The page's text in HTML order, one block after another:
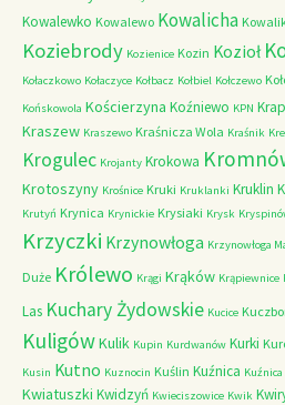
Kowalewko Kowalewo Kowalicha
Koziebrody Kozienice Kozin Kozioł
Kołaczkowo Kołaczyce Kołbacz Kołbiel Kołczewo
Końskowola Kościerzyna Koźniewo KPN
Kraszew Kraszewo Kraśnicza Wola Kraśnik
Krogulec Krojanty Krokowa
Krotoszyny Krośnice Kruki Kruklanki Kruklin
Krutyń Krynica Krynickie Krysiaki Krysk
Krzyczki Krzynowłoga Krzynowłoga
Duże Królewo Krągi Krąków Krąpiewnice
Las Kuchary Żydowskie Kucice
KuligówKulik Kupin Kurdwanów Kurki
Kusin Kutno Kuznocin Kuślin Kuźnica
Kwiatuszki Kwidzyń Kwieciszowice Kwik